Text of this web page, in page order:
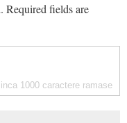
Required fields are
inca 1000 caractere ramase